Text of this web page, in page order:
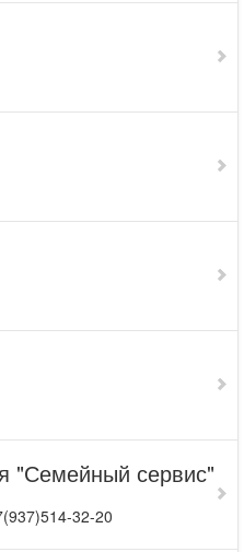
"Семейный сервис"
32-20